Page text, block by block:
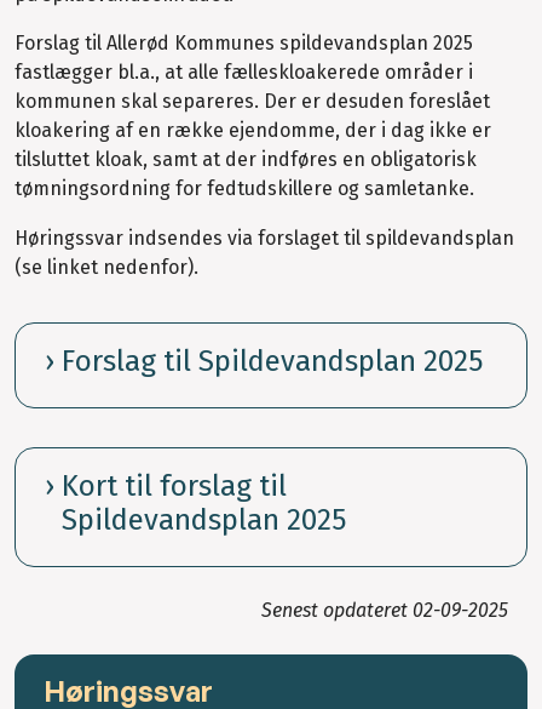
Forslag til Allerød Kommunes spildevandsplan 2025
fastlægger bl.a., at alle fælleskloakerede områder i
kommunen skal separeres. Der er desuden foreslået
kloakering af en række ejendomme, der i dag ikke er
tilsluttet kloak, samt at der indføres en obligatorisk
tømningsordning for fedtudskillere og samletanke.
Høringssvar indsendes via forslaget til spildevandsplan
(se linket nedenfor).
Forslag til Spildevandsplan 2025
Kort til forslag til
Spildevandsplan 2025
Senest opdateret 02-09-2025
Høringssvar